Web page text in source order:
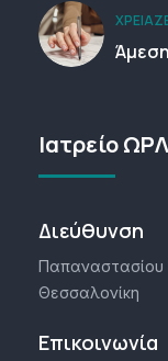
Ιατρείο ΩΡΛ
Διεύθυνση
Παπαναστασίου
Θεσσαλονίκη
Επικοινωνία